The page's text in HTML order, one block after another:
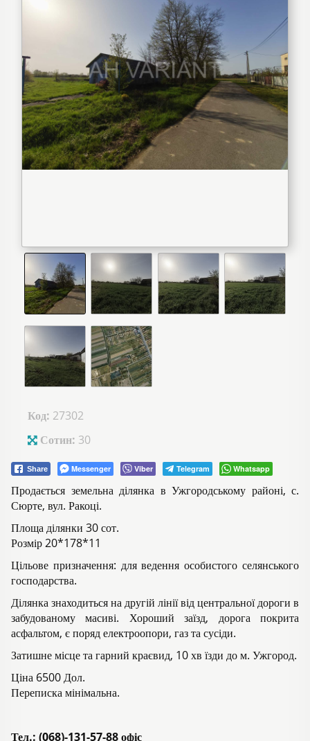
Код: 27302
Сотин: 30
Share Messenger Viber Telegram Whatsapp
Продається земельна ділянка в Ужгородському районі, с.
Сюрте, вул. Ракоці.
Площа ділянки 30 сот.
Розмір 20*178*11
Цільове призначення: для ведення особистого селянського
господарства.
Ділянка знаходиться на другій лінії від центральної дороги в
забудованому масиві. Хороший заїзд, дорога покрита
асфальтом, є поряд електроопори, газ та сусіди.
Затишне місце та гарний краєвид, 10 хв їзди до м. Ужгород.
Ціна 6500 Дол.
Переписка мінімальна.
Тел.: (068)-131-57-88 офіс